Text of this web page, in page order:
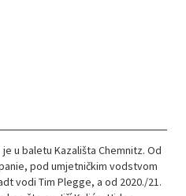
u baletu Kazališta Chemnitz. Od
pod umjetničkim vodstvom
vodi Tim Plegge, a od 2020./21.